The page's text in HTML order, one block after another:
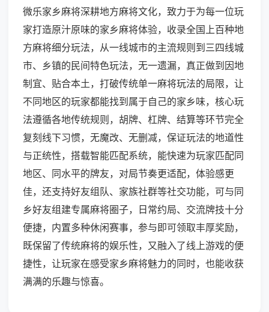
微乐家乡麻将深耕地方麻将文化，致力于为每一位玩
家打造原汁原味的家乡麻将体验，收录全国上百种地
方麻将细分玩法，从一线城市的主流规则到三四线城
市、乡镇的民间特色玩法，无一遗漏，真正做到因地
制宜、贴合本土，打破传统单一麻将玩法的局限，让
不同地区的玩家都能找到属于自己的家乡味，核心玩
法遵循各地传统规则，胡牌、杠牌、结算等环节完全
复刻线下习惯，无魔改、无删减，保证玩法的地道性
与正统性，搭载智能匹配系统，能快速为玩家匹配同
地区、同水平的牌友，对局节奏更适配，体验感更
佳，还支持好友组队、家族社群等社交功能，可与同
乡好友组建专属麻将圈子，日常约局、交流牌技十分
便捷，内置多种休闲赛事，参与即可领取丰厚奖励，
既保留了传统麻将的娱乐性，又融入了线上游戏的便
捷性，让玩家在感受家乡麻将魅力的同时，也能收获
满满的乐趣与惊喜。